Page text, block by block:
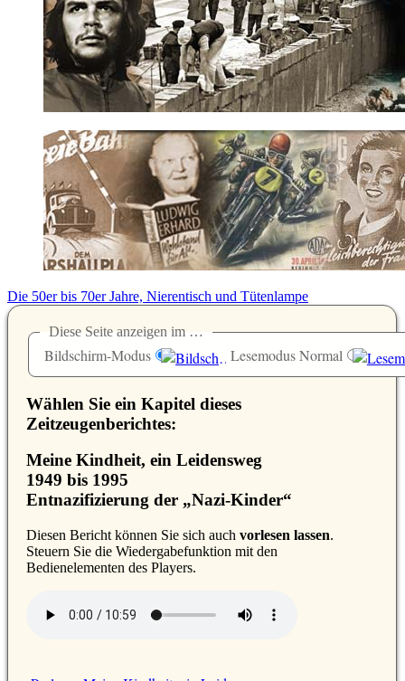
Die 50er bis 70er Jahre, Nierentisch und Tütenlampe
Diese Seite anzeigen im …
Bildschirm-Modus Lesemodus Normal
Wählen Sie ein Kapitel dieses
Zeitzeugenberichtes:
Meine Kindheit, ein Leidensweg
1949 bis 1995
Entnazifizierung der „Nazi-Kinder“
Diesen Bericht können Sie sich auch vorlesen lassen.
Steuern Sie die Wiedergabefunktion mit den
Bedienelementen des Players.